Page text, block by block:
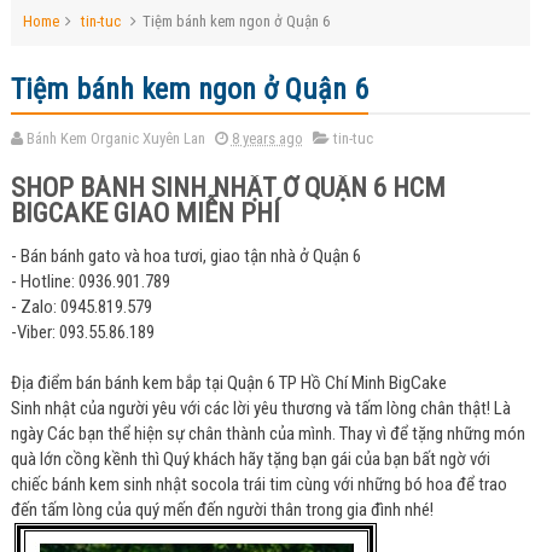
Home tin-tuc Tiệm bánh kem ngon ở Quận 6
Tiệm bánh kem ngon ở Quận 6
Bánh Kem Organic Xuyên Lan 8 years ago tin-tuc
SHOP BÁNH SINH NHẬT Ở QUẬN 6 HCM
BIGCAKE GIAO MIỄN PHÍ
- Bán bánh gato và hoa tươi, giao tận nhà ở Quận 6
- Hotline: 0936.901.789
- Zalo: 0945.819.579
-Viber: 093.55.86.189
Địa điểm bán bánh kem bắp tại Quận 6 TP Hồ Chí Minh BigCake
Sinh nhật của người yêu với các lời yêu thương và tấm lòng chân thật! Là
ngày Các bạn thể hiện sự chân thành của mình. Thay vì để tặng những món
quà lớn cồng kềnh thì Quý khách hãy tặng bạn gái của bạn bất ngờ với
chiếc bánh kem sinh nhật socola trái tim cùng với những bó hoa để trao
đến tấm lòng của quý mến đến người thân trong gia đình nhé!